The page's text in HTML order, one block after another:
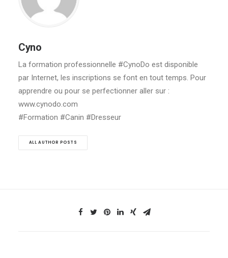
Cyno
La formation professionnelle #CynoDo est disponible
par Internet, les inscriptions se font en tout temps. Pour
apprendre ou pour se perfectionner aller sur :
www.cynodo.com
#Formation #Canin #Dresseur
ALL AUTHOR POSTS